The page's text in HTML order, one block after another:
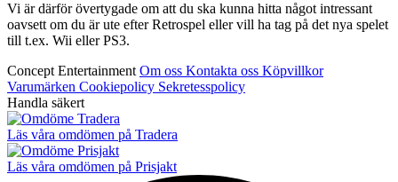
Vi är därför övertygade om att du ska kunna hitta något intressant
oavsett om du är ute efter Retrospel eller vill ha tag på det nya spelet
till t.ex. Wii eller PS3.
Concept Entertainment Om oss Kontakta oss Köpvillkor
Varumärken Cookiepolicy Sekretesspolicy
Handla säkert
Läs våra omdömen på Tradera
Läs våra omdömen på Prisjakt